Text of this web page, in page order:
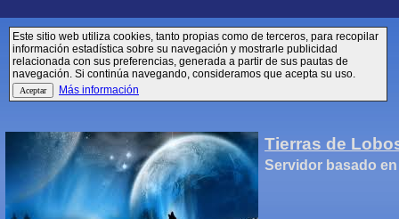
Este sitio web utiliza cookies, tanto propias como de terceros, para recopilar
información estadística sobre su navegación y mostrarle publicidad
relacionada con sus preferencias, generada a partir de sus pautas de
navegación. Si continúa navegando, consideramos que acepta su uso.
Más información
Tierras de
Servidor basado